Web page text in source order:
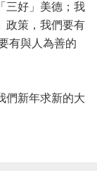
三好」美德；我
政策，我們要有
有與人為善的
新年求新的大